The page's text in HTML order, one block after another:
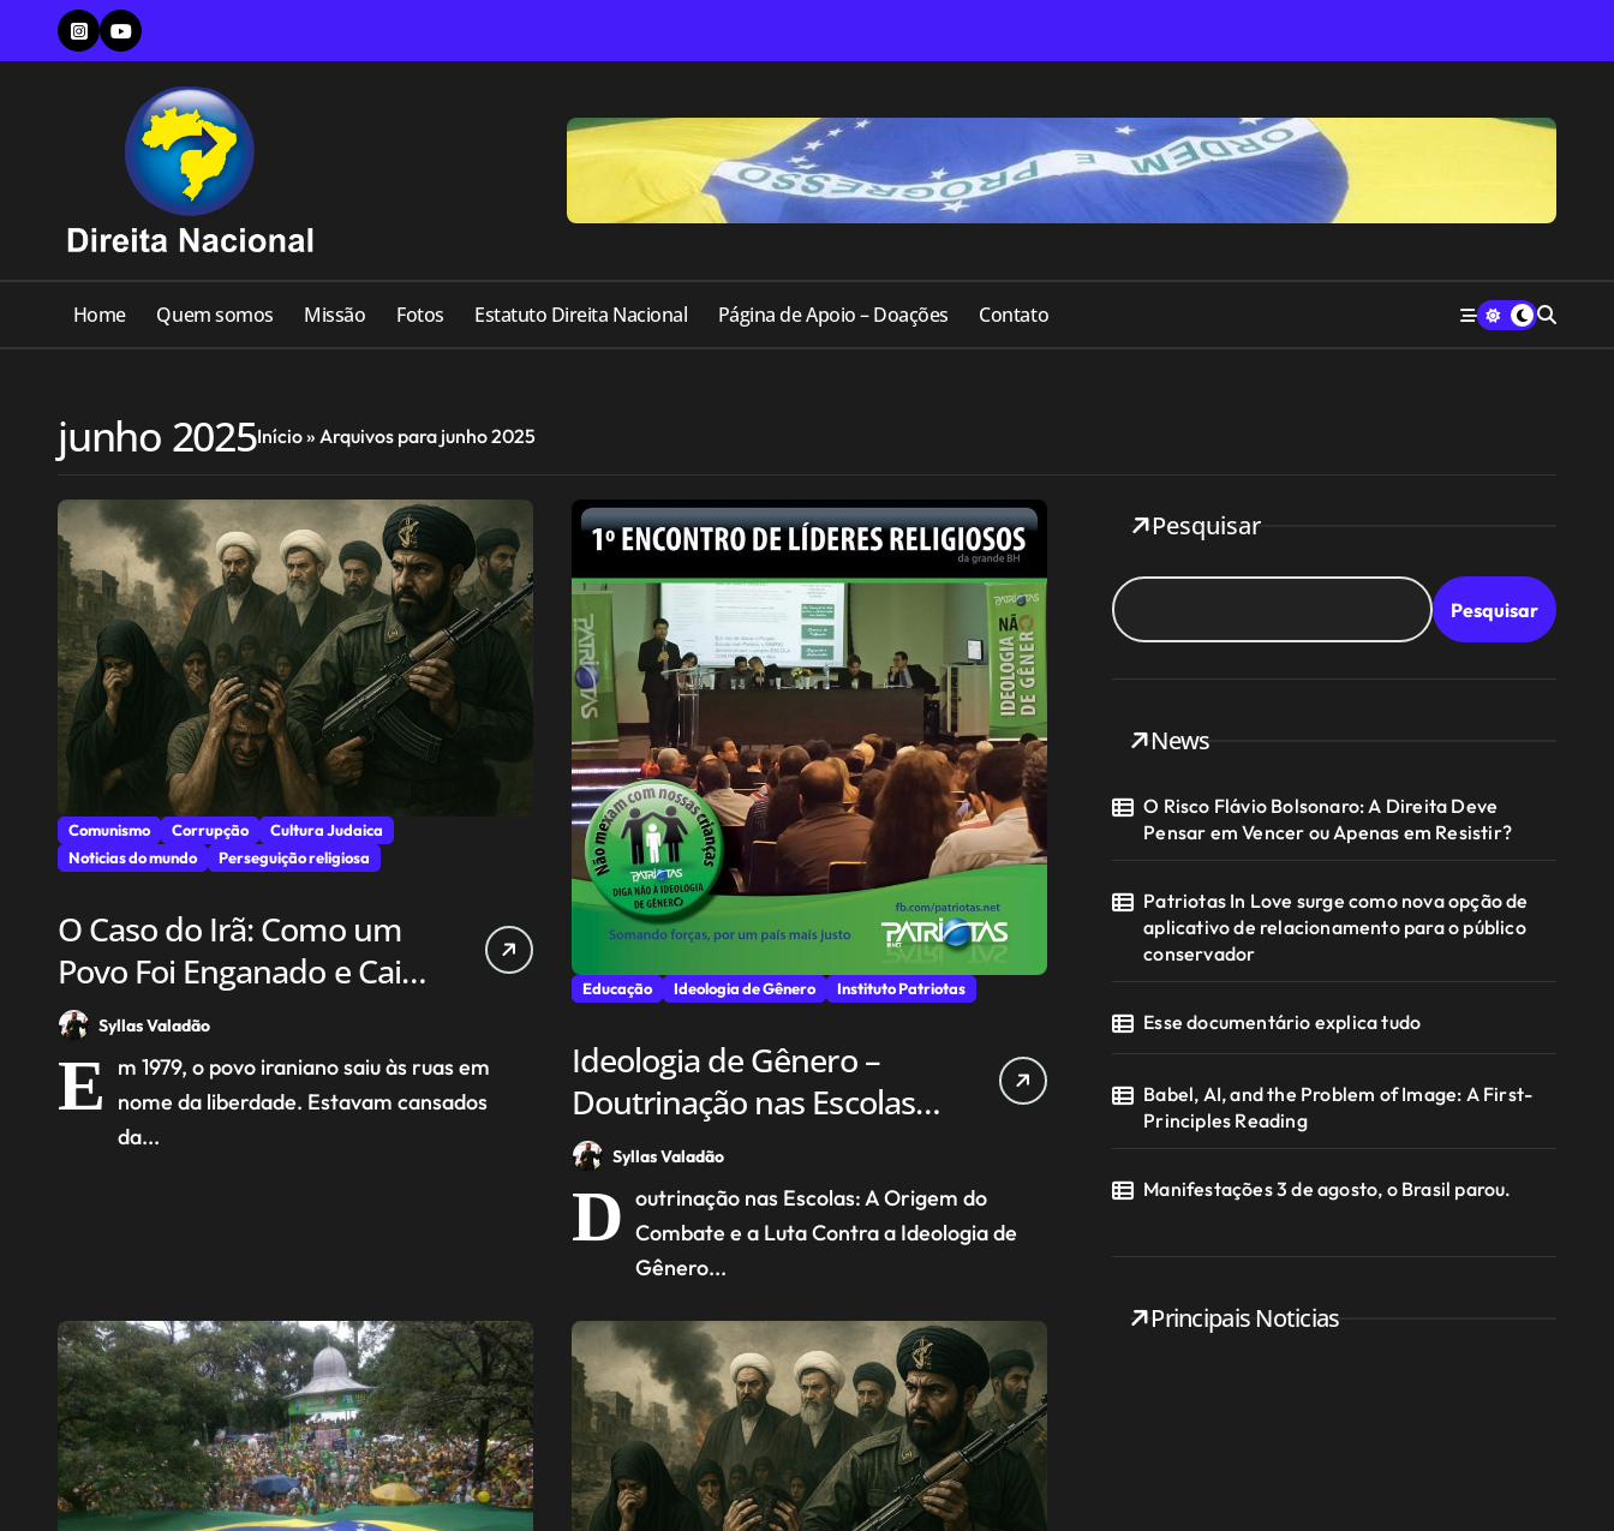
content
Home Quem somos Missão Fotos Estatuto Direita Nacional Página de Apoio – Doações Contato
junho 2025Início» Arquivos para junho 2025
Comunismo Corrupção
Cultura Judaica
Noticias do mundo
Perseguição religiosa
O Caso do Irã: Como um
Povo Foi Enganado e Caiu
em uma Ditadura
Religiosa
Syllas Valadão
E
m 1979, o povo iraniano saiu às ruas em
nome da liberdade. Estavam cansados
da...
Educação Ideologia de Gênero Instituto Patriotas
Ideologia de Gênero –
Doutrinação nas Escolas,
A Origem do Combate
Contra essa Ideologia
Syllas Valadão
D outrinação nas Escolas: A Origem do
Combate e a Luta Contra a Ideologia de
Gênero...
Pesquisar
Pesquisar
News
O Risco Flávio Bolsonaro: A Direita Deve
Pensar em Vencer ou Apenas em Resistir?
Patriotas In Love surge como nova opção de
aplicativo de relacionamento para o público
conservador
Esse documentário explica tudo
Babel, AI, and the Problem of Image: A First-
Principles Reading
Manifestações 3 de agosto, o Brasil parou.
Principais Noticias